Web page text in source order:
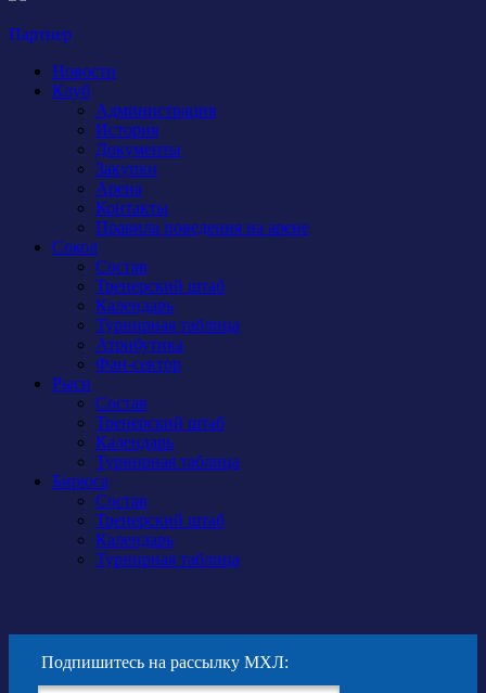
Партнер
Новости
Клуб
Администрация
История
Документы
Закупки
Арена
Контакты
Правила поведения на арене
Сокол
Состав
Тренерский штаб
Календарь
Турнирная таблица
Атрибутика
Фан-сектор
Рыси
Состав
Тренерский штаб
Календарь
Турнирная таблица
Бирюса
Состав
Тренерский штаб
Календарь
Турнирная таблица
Подпишитесь на рассылку МХЛ: